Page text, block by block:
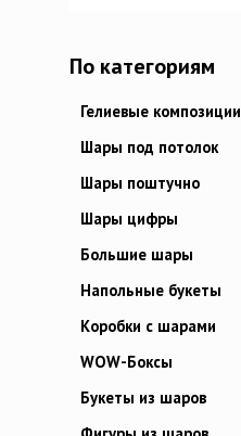
По категориям
Гелиевые композиции
Шары под потолок
Шары поштучно
Шары цифры
Большие шары
Напольные букеты
Коробки с шарами
WOW-Боксы
Букеты из шаров